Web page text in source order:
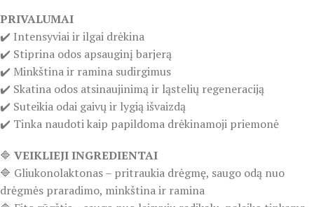
PRIVALUMAI
✔️ Intensyviai ir ilgai drėkina
✔️ Stiprina odos apsauginį barjerą
✔️ Minkština ir ramina sudirgimus
✔️ Skatina odos atsinaujinimą ir ląstelių regeneraciją
✔️ Suteikia odai gaivų ir lygią išvaizdą
✔️ Tinka naudoti kaip papildoma drėkinamoji priemonė
🔷 VEIKLIEJI INGREDIENTAI
🔷 Gliukonolaktonas – pritraukia drėgmę, saugo odą nuo
drėgmės praradimo, minkština ir ramina